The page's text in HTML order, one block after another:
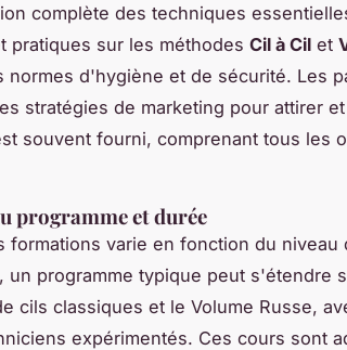
complète des techniques
pratiques sur les méthodes Cil à Cil et
normes d'hygiène et de sécurité. Les
stratégies de marketing pour attirer
souvent fourni, comprenant tous les
programme et durée
formations varie en fonction du niveau
un programme typique peut s'étendre
cils classiques et le Volume Russe,
expérimentés. Ces cours sont